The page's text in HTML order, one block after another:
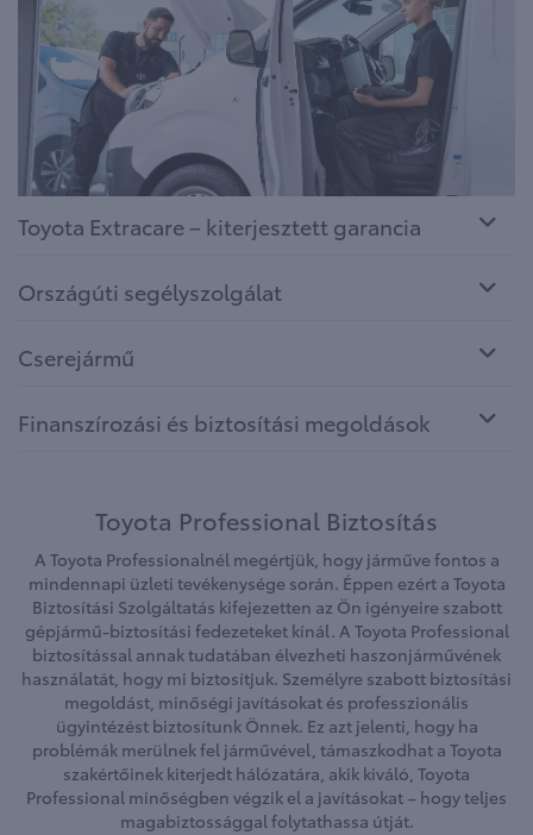
Toyota Extracare – kiterjesztett garancia
Országúti segélyszolgálat
Cserejármű
Finanszírozási és biztosítási megoldások
Toyota Professional Biztosítás
A Toyota Professionalnél megértjük, hogy járműve fontos a
mindennapi üzleti tevékenysége során. Éppen ezért a Toyota
Biztosítási Szolgáltatás kifejezetten az Ön igényeire szabott
gépjármű-biztosítási fedezeteket kínál. A Toyota Professional
biztosítással annak tudatában élvezheti haszonjárművének
használatát, hogy mi biztosítjuk. Személyre szabott biztosítási
megoldást, minőségi javításokat és professzionális
ügyintézést biztosítunk Önnek. Ez azt jelenti, hogy ha
problémák merülnek fel járművével, támaszkodhat a Toyota
szakértőinek kiterjedt hálózatára, akik kiváló, Toyota
Professional minőségben végzik el a javításokat – hogy teljes
magabiztossággal folytathassa útját.